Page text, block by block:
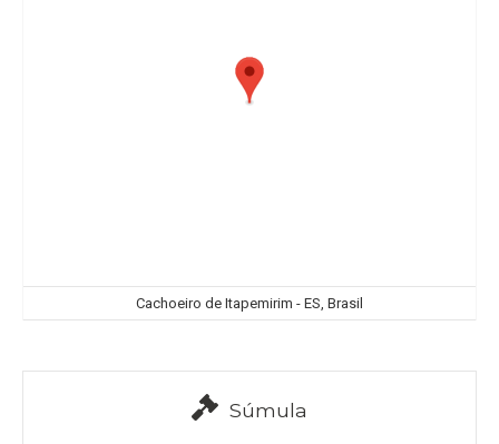
Cachoeiro de Itapemirim - ES, Brasil
Súmula